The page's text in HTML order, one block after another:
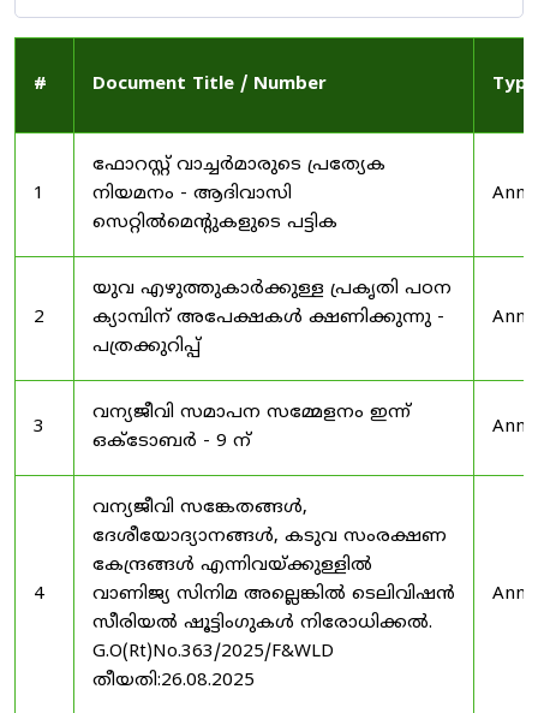
# Document Title / Number Type
1
ഫോറസ്റ്റ് വാച്ചർമാരുടെ പ്രത്യേക
നിയമനം - ആദിവാസി
സെറ്റിൽമെന്റുകളുടെ പട്ടിക
2
യുവ എഴുത്തുകാർക്കുള്ള പ്രകൃതി പഠന
ക്യാമ്പിന് അപേക്ഷകൾ ക്ഷണിക്കുന്നു -
പത്രക്കുറിപ്പ്
3
വന്യജീവി സമാപന സമ്മേളനം ഇന്ന്
ഒക്ടോബർ - 9 ന്
4
വന്യജീവി സങ്കേതങ്ങൾ,
ദേശീയോദ്യാനങ്ങൾ, കടുവ സംരക്ഷണ
കേന്ദ്രങ്ങൾ എന്നിവയ്ക്കുള്ളിൽ
വാണിജ്യ സിനിമ അല്ലെങ്കിൽ ടെലിവിഷൻ
സീരിയൽ ഷൂട്ടിംഗുകൾ നിരോധിക്കൽ.
G.O(Rt)No.363/2025/F&WLD
തീയതി:26.08.2025